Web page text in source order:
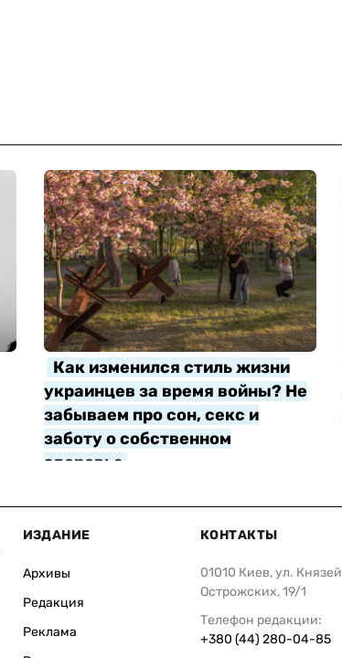
Как изменился стиль жизни
украинцев за время войны? Не
забываем про сон, секс и
заботу о собственном
здоровье
ИЗДАНИЕ
Архивы
Редакция
Реклама
КОНТАКТЫ
01010 Киев, ул. Князей
Острожских, 19/1
Телефон редакции:
+380 (44) 280-04-85